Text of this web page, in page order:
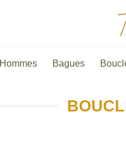
Hommes Bagues